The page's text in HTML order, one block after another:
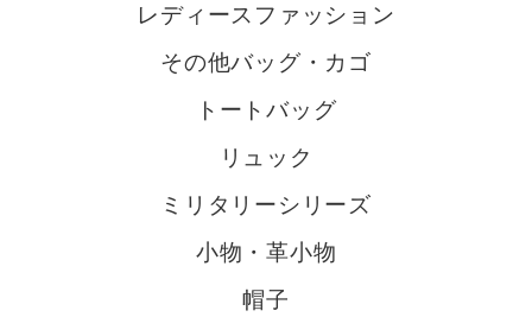
レディースファッション
その他バッグ・カゴ
トートバッグ
リュック
ミリタリーシリーズ
小物・革小物
帽子